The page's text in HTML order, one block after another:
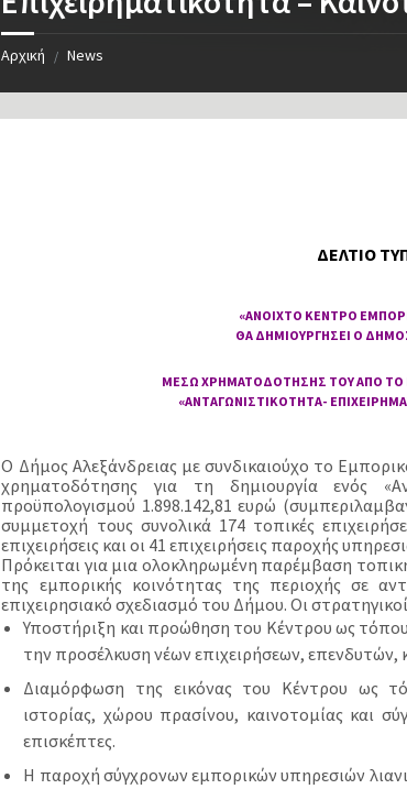
Αρχική / News
ΔΕΛΤΙΟ
«ΑΝΟΙΧΤΟ ΚΕΝΤΡΟ
ΘΑ ΔΗΜΙΟΥΡΓΗΣΕΙ Ο
ΜΕΣΩ ΧΡΗΜΑΤΟΔΟΤΗΣΗΣ ΤΟΥ ΑΠΟ ΤΟ
«ΑΝΤΑΓΩΝΙΣΤΙΚΟΤΗΤΑ-
Ο Δήμος Αλεξάνδρειας με συνδικαιούχο το
χρηματοδότησης για τη δημιουργία ενός
προϋπολογισμού 1.898.142,81 ευρώ
συμμετοχή τους συνολικά 174 τοπικές
επιχειρήσεις και οι 41 επιχειρήσεις παροχής
Πρόκειται για μια ολοκληρωμένη παρέμβαση
της εμπορικής κοινότητας της περιοχής σε
επιχειρησιακό σχεδιασμό του Δήμου. Οι
Υποστήριξη και προώθηση του Κέντρου ως
την προσέλκυση νέων επιχειρήσεων,
Διαμόρφωση της εικόνας του Κέντρου ως
ιστορίας, χώρου πρασίνου, καινοτομίας και
επισκέπτες.
Η παροχή σύγχρονων εμπορικών υπηρεσιών